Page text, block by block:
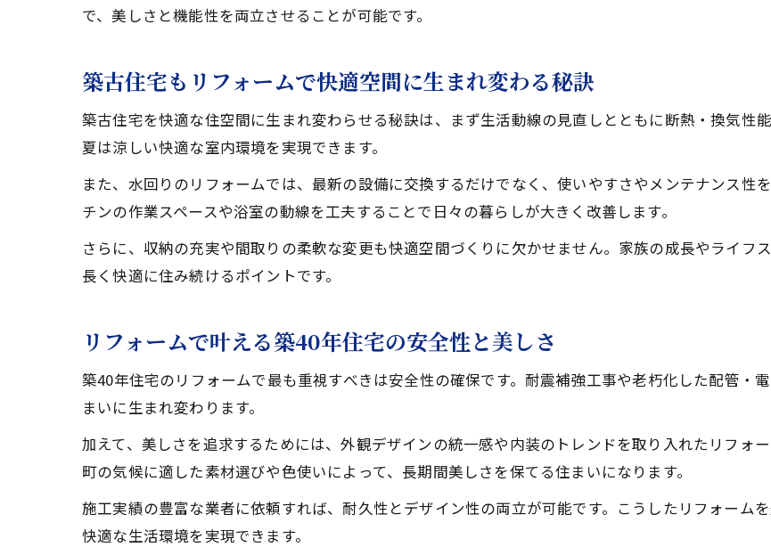
安心と快適を叶える家のリフォーム計画術
快適な住まいへ導くリフォーム予算の見極め方
リフォームで叶える安全性と居心地の両立
福岡県で理想の住まいを実現するヒント
福岡の風土に合ったリフォームの工夫とは
住まいづくりに役立つリフォーム情報集
で、美しさと機能性を両立させることが可能です。
築古住宅もリフォームで快適空間に生まれ変わる秘訣
築古住宅を快適な住空間に生まれ変わらせる秘訣は、まず生活動線の見直しとともに断熱・換気性
夏は涼しい快適な室内環境を実現できます。
また、水回りのリフォームでは、最新の設備に交換するだけでなく、使いやすさやメンテナンス性
チンの作業スペースや浴室の動線を工夫することで日々の暮らしが大きく改善します。
さらに、収納の充実や間取りの柔軟な変更も快適空間づくりに欠かせません。家族の成長やライフ
長く快適に住み続けるポイントです。
リフォームで叶える築40年住宅の安全性と美しさ
築40年住宅のリフォームで最も重視すべきは安全性の確保です。耐震補強工事や老朽化した配管・
まいに生まれ変わります。
加えて、美しさを追求するためには、外観デザインの統一感や内装のトレンドを取り入れたリフォ
町の気候に適した素材選びや色使いによって、長期間美しさを保てる住まいになります。
施工実績の豊富な業者に依頼すれば、耐久性とデザイン性の両立が可能です。こうしたリフォーム
快適な生活環境を実現できます。